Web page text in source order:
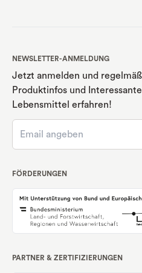
NEWSLETTER-ANMELDUNG
Jetzt anmelden und
Produktinfos und
Lebensmittel erfahren!
FÖRDERUNGEN
PARTNER & ZERTIFIZIERUNGEN